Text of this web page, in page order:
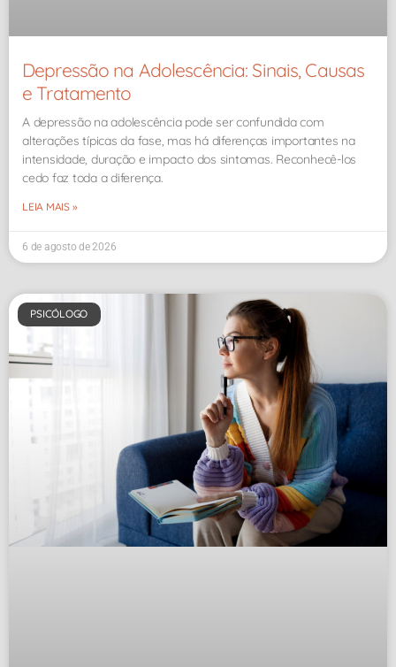
Depressão na Adolescência: Sinais, Causas
e Tratamento
A depressão na adolescência pode ser confundida com
alterações típicas da fase, mas há diferenças importantes na
intensidade, duração e impacto dos sintomas. Reconhecê-los
cedo faz toda a diferença.
LEIA MAIS »
6 de agosto de 2026
PSICÓLOGO